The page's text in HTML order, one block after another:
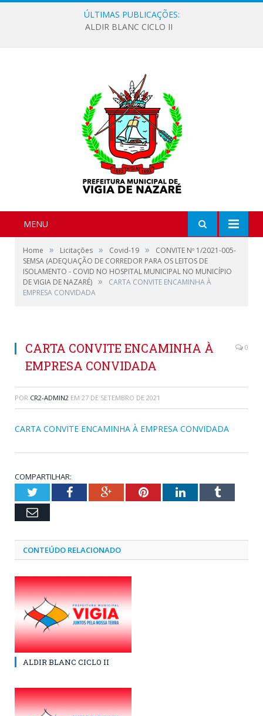
ÚLTIMAS PUBLICAÇÕES:
ALDIR BLANC CICLO II
MENU
Home » Licitações » Covid-19 »
CONVITE Nº 1/2021-005-
SEMSA (ADEQUAÇÃO DE CORREDOR PARA OS LEITOS DE
ISOLAMENTO - COVID NO HOSPITAL MUNICIPAL NO MUNICÍPIO
DE VIGIA DE NAZARÉ) »
CARTA CONVITE ENCAMINHA À
EMPRESA CONVIDADA
CARTA CONVITE ENCAMINHA À
EMPRESA CONVIDADA
0
POR CR2-ADMIN2 EM 27 DE SETEMBRO DE 2021
CARTA CONVITE ENCAMINHA À EMPRESA CONVIDADA
COMPARTILHAR:
TwitterFacebookGoogle+PinterestLinkedInTumblr
Email
CONTEÚDO RELACIONADO
ALDIR BLANC CICLO II